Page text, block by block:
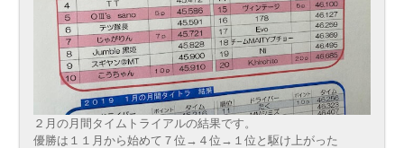
２月の月間タイムトライアルの結果です。
優勝は１１月から始めて７位→４位→１位と駆け上がった